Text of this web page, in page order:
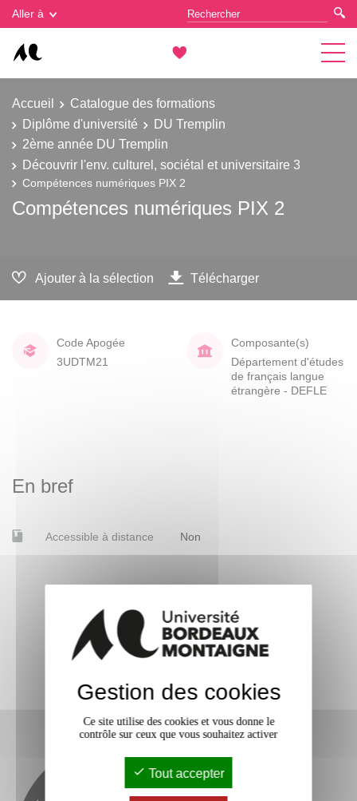
Aller à
Accueil
Catalogue des formations
Diplôme d'université
DU Tremplin
2ème année DU Tremplin
Découvrir l'env. culturel, sociétal et universitaire 3
Compétences numériques PIX 2
Compétences numériques PIX 2
Ajouter à la sélection Télécharger
Code Apogée
3UDTM21
Composante(s)
Département d'études
de français langue
étrangère - DEFLE
En bref
Accessible à distance Non
Gestion des cookies
Gestion des cookies
Ce site utilise des cookies et vous donne le
contrôle sur ceux que vous souhaitez activer
Tout accepter